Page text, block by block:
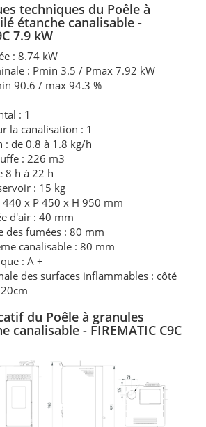
techniques du Poêle à
étanche canalisable -
7.9 kW
: 8.74 kW
: Pmin 3.5 / Pmax 7.92 kW
90.6 / max 94.3 %
: 1
la canalisation : 1
: de 0.8 à 1.8 kg/h
: 226 m3
8 h à 22 h
: 15 kg
x P 450 x H 950 mm
d'air : 40 mm
des fumées : 80 mm
canalisable : 80 mm
: A +
des surfaces inflammables : côté
du Poêle à granules
canalisable - FIREMATIC C9C